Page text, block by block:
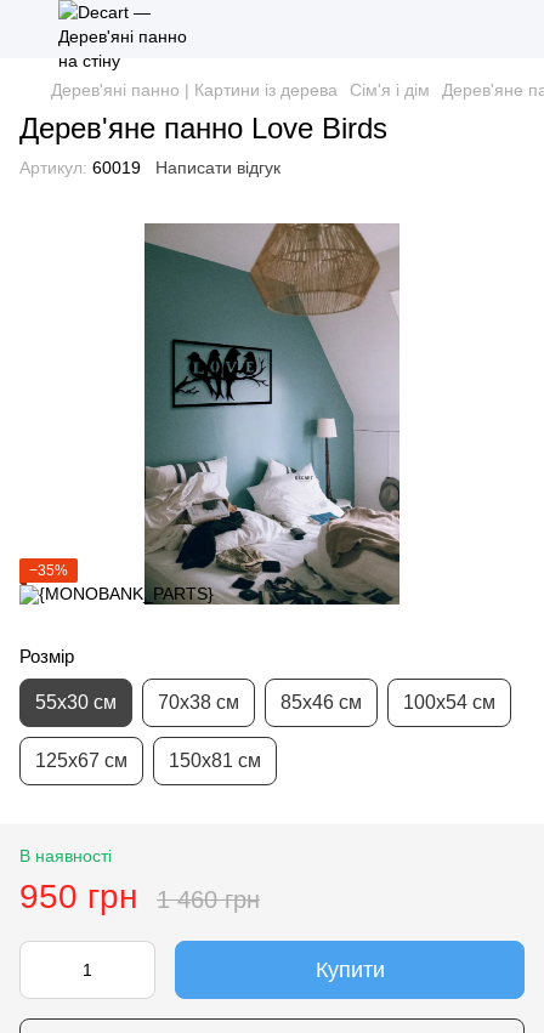
Дерев'яні панно | Картини із дерева Сім'я і дім Дерев'яне
Дерев'яне панно Love Birds
Артикул: 60019 Написати відгук
−35%
Розмір
55х30 см 70х38 см 85х46 см 100х54 см
125х67 см 150х81 см
В наявності
950 грн 1 460 грн
Купити